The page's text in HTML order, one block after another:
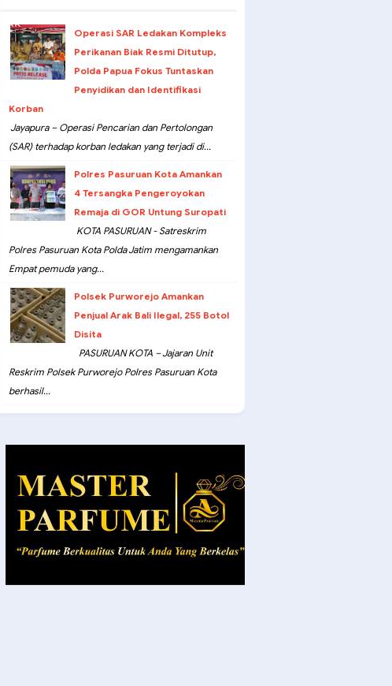
Operasi SAR Ledakan Kompleks
Perikanan Biak Resmi Ditutup,
Polda Papua Fokus Tuntaskan
Penyidikan dan Identifikasi
Korban
Jayapura – Operasi Pencarian dan Pertolongan
(SAR) terhadap korban ledakan yang terjadi di...
Polres Pasuruan Kota Amankan
4 Tersangka Pengeroyokan
Remaja di GOR Untung Suropati
KOTA PASURUAN - Satreskrim
Polres Pasuruan Kota Polda Jatim mengamankan
Empat pemuda yang...
Polsek Purworejo Amankan
Penjual Arak Bali Ilegal, 255 Botol
Disita
PASURUAN KOTA – Jajaran Unit
Reskrim Polsek Purworejo Polres Pasuruan Kota
berhasil...